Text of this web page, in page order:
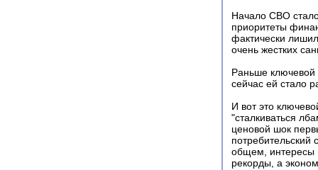
Начало СВО
приоритеты
фактически
очень жестких
Раньше ключевой
сейчас ей стало
И вот это
"сталкиваться
ценовой шок
общем, интересы
рекорды, а